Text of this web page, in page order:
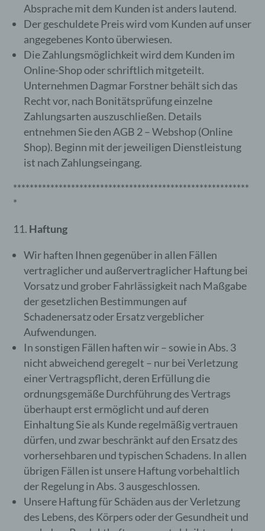
Absprache mit dem Kunden ist anders lautend.
Der geschuldete Preis wird vom Kunden auf unser
angegebenes Konto überwiesen.
Die Zahlungsmöglichkeit wird dem Kunden im
Online-Shop oder schriftlich mitgeteilt.
Unternehmen Dagmar Forstner behält sich das
Recht vor, nach Bonitätsprüfung einzelne
Zahlungsarten auszuschließen. Details
entnehmen Sie den AGB 2 – Webshop (Online
Shop). Beginn mit der jeweiligen Dienstleistung
ist nach Zahlungseingang.
*********************************************************
*
Haftung
Wir haften Ihnen gegenüber in allen Fällen
vertraglicher und außervertraglicher Haftung bei
Vorsatz und grober Fahrlässigkeit nach Maßgabe
der gesetzlichen Bestimmungen auf
Schadenersatz oder Ersatz vergeblicher
Aufwendungen.
In sonstigen Fällen haften wir – sowie in Abs. 3
nicht abweichend geregelt – nur bei Verletzung
einer Vertragspflicht, deren Erfüllung die
ordnungsgemäße Durchführung des Vertrags
überhaupt erst ermöglicht und auf deren
Einhaltung Sie als Kunde regelmäßig vertrauen
dürfen, und zwar beschränkt auf den Ersatz des
vorhersehbaren und typischen Schadens. In allen
übrigen Fällen ist unsere Haftung vorbehaltlich
der Regelung in Abs. 3 ausgeschlossen.
Unsere Haftung für Schäden aus der Verletzung
des Lebens, des Körpers oder der Gesundheit und
Name und Anschrift des für die
Verarbeitung Verantwortlichen
Verantwortlicher im Sinne der Datenschutz-
Grundverordnung, sonstiger in den
Mitgliedstaaten der Europäischen Union
geltenden Datenschutzgesetze und anderer
Bestimmungen mit datenschutzrechtlichem
Charakter ist die:
Eigentümerin von HOLISTIC 4 YOU
Dagmar Forstner
3134 Nussdorf
Österreich
0664 / 73467034
E-Mail: praxis@holistic4you.at
Cookies / SessionStorage / LocalStorage
Die Internetseiten verwenden teilweise so
genannte Cookies, LocalStorage und
SessionStorage. Dies dient dazu, unser
Angebot nutzerfreundlicher, effektiver und
sicherer zu machen. Local Storage und
SessionStorage ist eine Technologie, mit
welcher ihr Browser Daten auf Ihrem
Computer oder mobilen Gerät abspeichert.
Cookies sind Textdateien, welche über einen
Internetbrowser auf einem Computersystem
abgelegt und gespeichert werden. Sie
können die Verwendung von Cookies,
LocalStorage und SessionStorage durch